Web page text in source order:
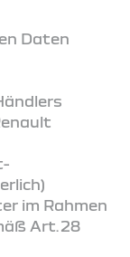
Daten
im Rahmen
Art. 28